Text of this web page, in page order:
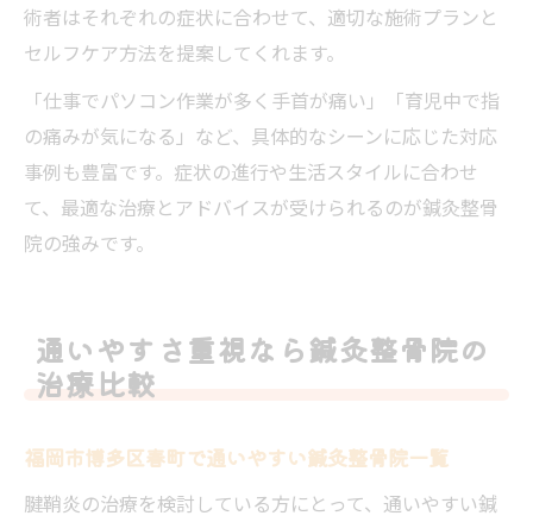
術者はそれぞれの症状に合わせて、適切な施術プランと
セルフケア方法を提案してくれます。
「仕事でパソコン作業が多く手首が痛い」「育児中で指
の痛みが気になる」など、具体的なシーンに応じた対応
事例も豊富です。症状の進行や生活スタイルに合わせ
て、最適な治療とアドバイスが受けられるのが鍼灸整骨
院の強みです。
通いやすさ重視なら鍼灸整骨院の
治療比較
福岡市博多区春町で通いやすい鍼灸整骨院一覧
腱鞘炎の治療を検討している方にとって、通いやすい鍼